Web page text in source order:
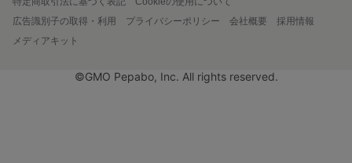
広告識別子の取得・利用
プライバシーポリシー 会社概要
採用情報
メディアキット
©GMO Pepabo, Inc. All rights reserved.